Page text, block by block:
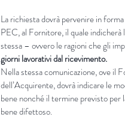
La richiesta dovrà pervenire in
PEC, al Fornitore, il quale indicherà
stessa – ovvero le ragioni che gli
giorni lavorativi dal ricevimento.
Nella stessa comunicazione, ove il
dell’Acquirente, dovrà indicare le
bene nonché il termine previsto
bene difettoso.